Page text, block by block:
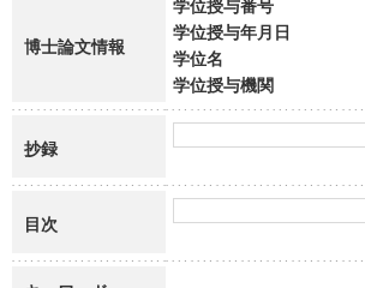
博士論文情報
学位授与番号
学位授与年月日
学位名
学位授与機関
抄録
目次